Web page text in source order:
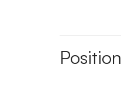
Position